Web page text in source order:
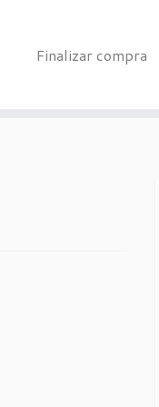
Finalizar compra